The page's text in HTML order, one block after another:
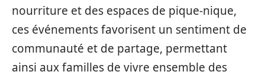
nourriture et des espaces de pique-nique,
ces événements favorisent un sentiment de
communauté et de partage, permettant
ainsi aux familles de vivre ensemble des